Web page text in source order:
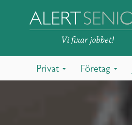
Privat Företag